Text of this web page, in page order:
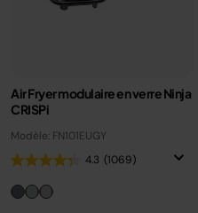
Air Fryer modulaire en verre Ninja
CRISPi
Modèle: FN101EUGY
4.3 (1069)